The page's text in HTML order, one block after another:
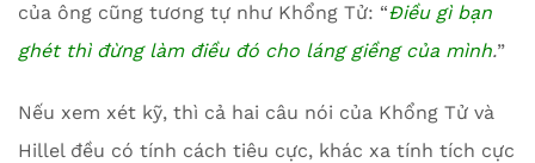
của ông cũng tương tự như Khổng Tử: “Điều gì bạn
ghét thì đừng làm điều đó cho láng giềng của mình.”
Nếu xem xét kỹ, thì cả hai câu nói của Khổng Tử và
Hillel đều có tính cách tiêu cực, khác xa tính tích cực